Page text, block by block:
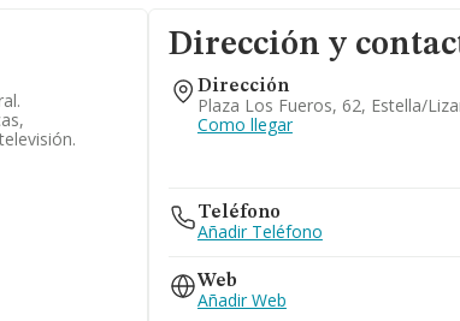
Dirección y
Dirección
Plaza Los Fueros, 62, Estella/
Como llegar
Teléfono
Añadir Teléfono
Web
Añadir Web